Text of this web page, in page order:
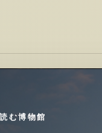
む博物館